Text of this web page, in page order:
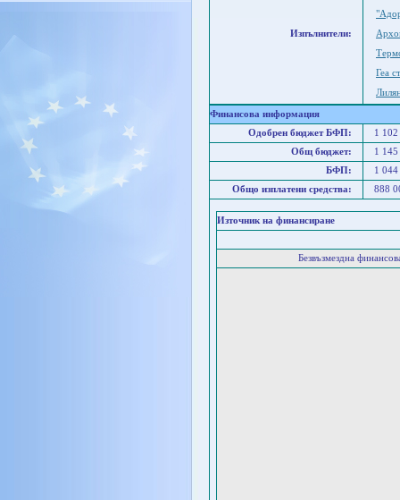
Изпълнители:
Геа
Финансова информация
Одобрен бюджет БФП:
1
Общ бюджет:
1
БФП:
1
Общо изплатени средства:
888
Източник на финансиране
Безвъзмездна